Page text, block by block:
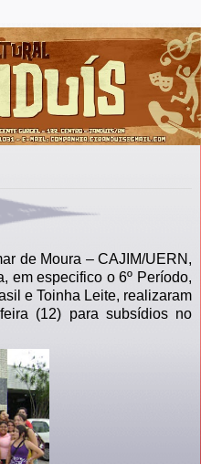
de Moura – CAJIM/UERN,
em especifico o 6º Período,
e Toinha Leite, realizaram
(12) para subsídios no